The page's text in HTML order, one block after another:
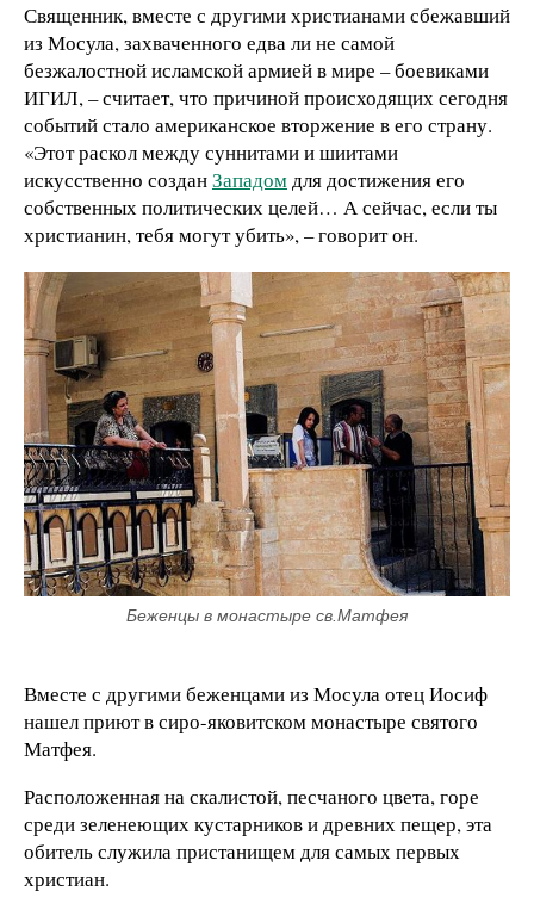
Священник, вместе с другими христианами сбежавший
из Мосула, захваченного едва ли не самой
безжалостной исламской армией в мире – боевиками
ИГИЛ, – считает, что причиной происходящих сегодня
событий стало американское вторжение в его страну.
«Этот раскол между суннитами и шиитами
искусственно созданЗападомдля достижения его
собственных политических целей… А сейчас, если ты
христианин, тебя могут убить», – говорит он.
Беженцы в монастыре св.Матфея
Вместе с другими беженцами из Мосула отец Иосиф
нашел приют в сиро-яковитском монастыре святого
Матфея.
Расположенная на скалистой, песчаного цвета, горе
среди зеленеющих кустарников и древних пещер, эта
обитель служила пристанищем для самых первых
христиан.